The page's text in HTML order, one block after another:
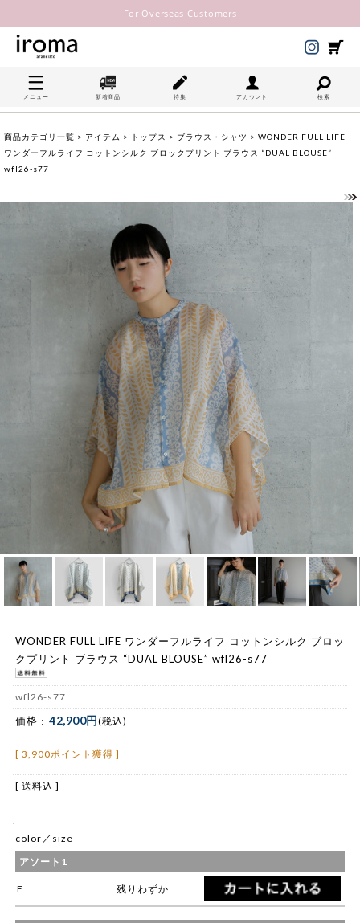
For Overseas Customers
メニュー 新着商品 特集 アカウント 検索
商品カテゴリ一覧 > アイテム > トップス > ブラウス・シャツ > WONDER FULL LIFE
ワンダーフルライフ コットンシルク ブロックプリント ブラウス “DUAL BLOUSE”
wfl26-s77
WONDER FULL LIFE ワンダーフルライフ コットンシルク ブロッ
クプリント ブラウス “DUAL BLOUSE” wfl26-s77
wfl26-s77
価格 : 42,900円 (税込)
[ 3,900ポイント獲得 ]
[ 送料込 ]
color／size
アソート1
F 残りわずか